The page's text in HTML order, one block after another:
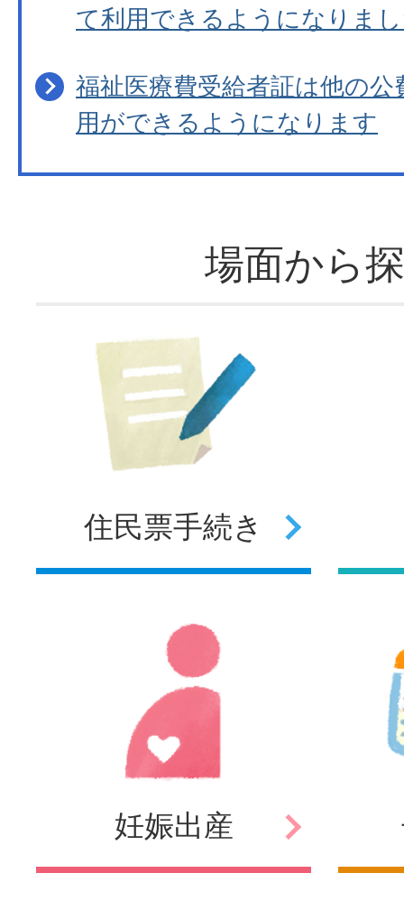
て利用できるようになりま
福祉医療費受給者証は他の
用ができるようになります
場面から
住民票手続き
妊娠出産